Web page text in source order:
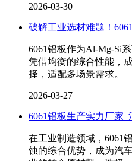
2026-03-30
破解工业选材难题！
6061铝板作为Al-Mg-Si
凭借均衡的综合性能，
择，适配多场景需求。
2026-03-27
6061铝板生产实力厂家
在工业制造领域，6061
蚀的综合优势，成为汽